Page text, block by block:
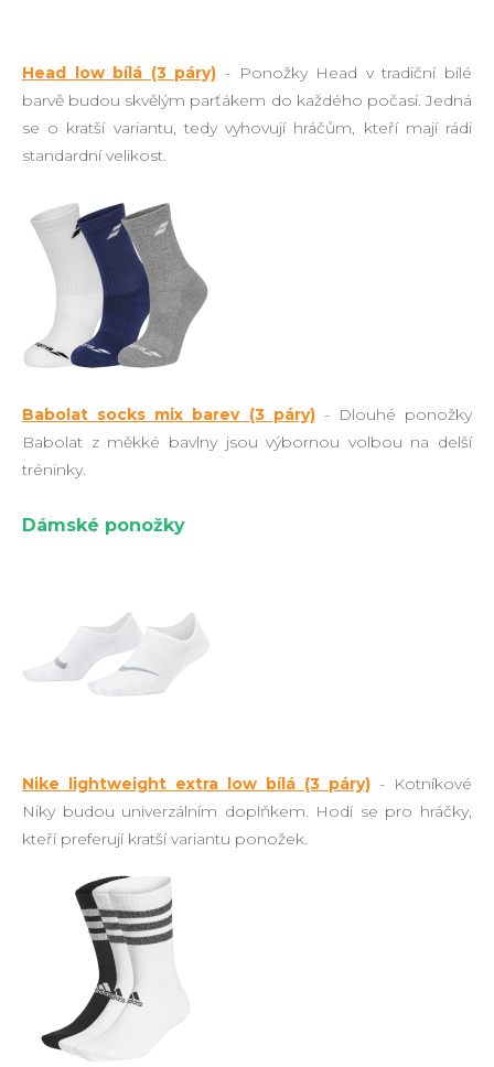
Head low bílá (3 páry) - Ponožky Head v tradiční bílé
barvě budou skvělým parťákem do každého počasí. Jedná
se o kratší variantu, tedy vyhovují hráčům, kteří mají rádi
standardní velikost.
Babolat socks mix barev (3 páry)- Dlouhé ponožky
Babolat z měkké bavlny jsou výbornou volbou na delší
tréninky.
Dámské ponožky
Nike lightweight extra low bílá (3 páry) - Kotníkové
Niky budou univerzálním doplňkem. Hodí se pro hráčky,
kteří preferují kratší variantu ponožek.